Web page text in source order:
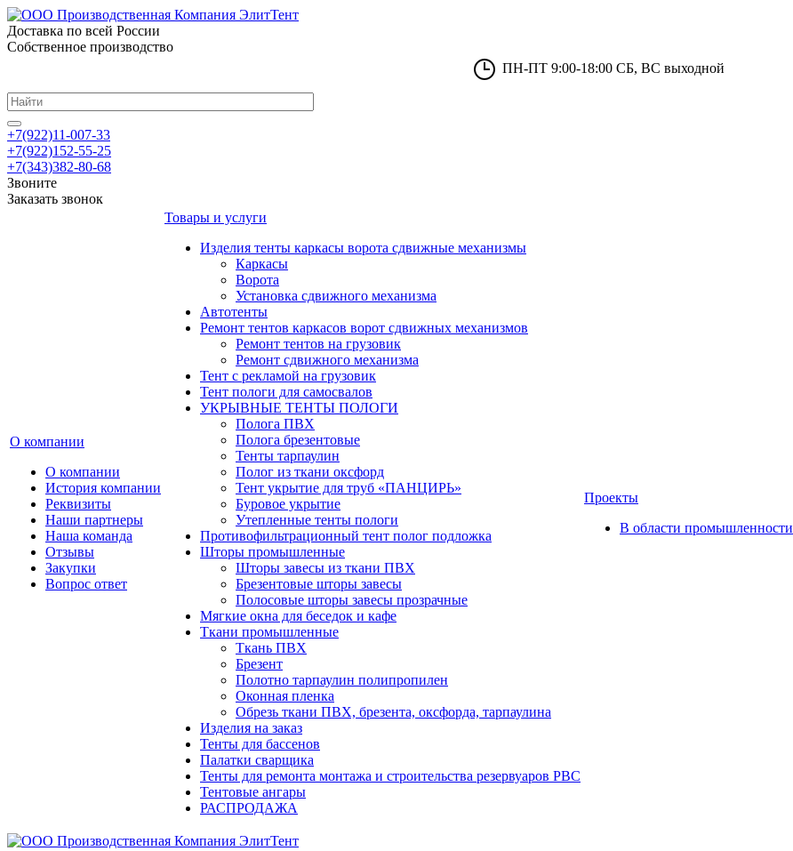
Доставка по всей России
Собственное производство
ПН-ПТ 9:00-18:00 СБ, ВС выходной
+7(922)11-007-33
+7(922)152-55-25
+7(343)382-80-68
Звоните
Заказать звонок
О компании
О компании
История компании
Реквизиты
Наши партнеры
Наша команда
Отзывы
Закупки
Вопрос ответ
Товары и услуги
Изделия тенты каркасы ворота сдвижные механизмы
Каркасы
Ворота
Установка сдвижного механизма
Автотенты
Ремонт тентов каркасов ворот сдвижных механизмов
Ремонт тентов на грузовик
Ремонт сдвижного механизма
Тент с рекламой на грузовик
Тент пологи для самосвалов
УКРЫВНЫЕ ТЕНТЫ ПОЛОГИ
Полога ПВХ
Полога брезентовые
Тенты тарпаулин
Полог из ткани оксфорд
Тент укрытие для труб «ПАНЦИРЬ»
Буровое укрытие
Утепленные тенты пологи
Противофильтрационный тент полог подложка
Шторы промышленные
Шторы завесы из ткани ПВХ
Брезентовые шторы завесы
Полосовые шторы завесы прозрачные
Мягкие окна для беседок и кафе
Ткани промышленные
Ткань ПВХ
Брезент
Полотно тарпаулин полипропилен
Оконная пленка
Обрезь ткани ПВХ, брезента, оксфорда, тарпаулина
Изделия на заказ
Тенты для бассенов
Палатки сварщика
Тенты для ремонта монтажа и строительства резервуаров РВС
Тентовые ангары
РАСПРОДАЖА
Проекты
В области промышленности